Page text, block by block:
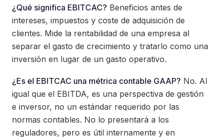
¿Qué significa EBITCAC? Beneficios antes de
intereses, impuestos y coste de adquisición de
clientes. Mide la rentabilidad de una empresa al
separar el gasto de crecimiento y tratarlo como una
inversión en lugar de un gasto operativo.
¿Es el EBITCAC una métrica contable GAAP? No. Al
igual que el EBITDA, es una perspectiva de gestión
e inversor, no un estándar requerido por las
normas contables. No lo presentará a los
reguladores, pero es útil internamente y en